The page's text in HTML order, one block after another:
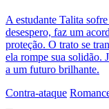
A estudante Talita
desespero, faz um
proteção. O trato se
ela rompe sua solidão.
a um futuro brilhante.
Contra-ataque